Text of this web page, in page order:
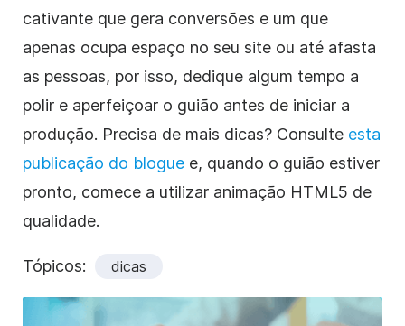
cativante que gera conversões e um que
apenas ocupa espaço no seu site ou até afasta
as pessoas, por isso, dedique algum tempo a
polir e aperfeiçoar o guião antes de iniciar a
produção. Precisa de mais dicas? Consulte esta
publicação do blogue e, quando o guião estiver
pronto, comece a utilizar animação HTML5 de
qualidade.
Tópicos: dicas